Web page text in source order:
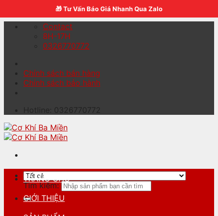
Skip to content
Contact
8H-17H
0326770772
Chính sách bán hàng
Chính sách bảo hành
Hotline: 0326770772
Tìm kiếm:
TRANG CHỦ
GIỚI THIỆU
🎁 Tư Vấn Báo Giá Nhanh Qua Zalo